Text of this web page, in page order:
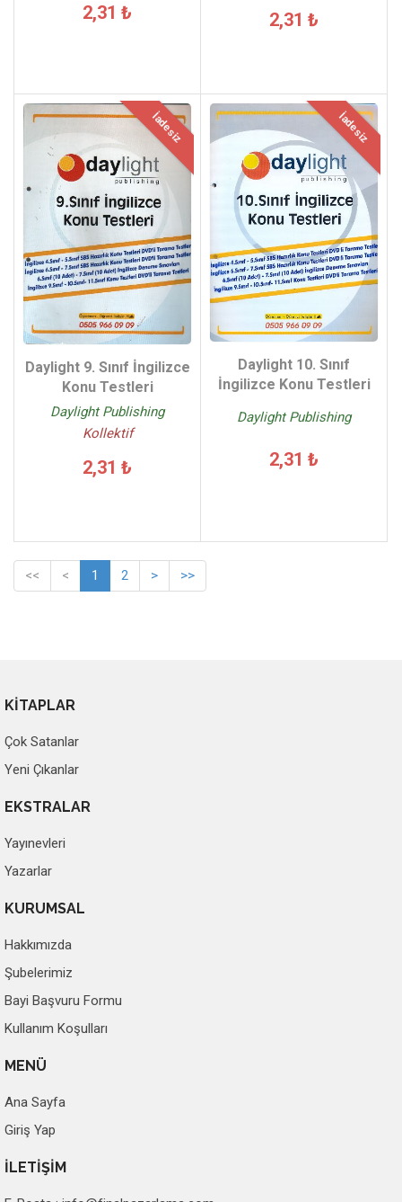
2,31 ₺ 2,31 ₺
İadesiz
Daylight 9. Sınıf İngilizce
Konu Testleri
Daylight Publishing
Kollektif
2,31 ₺
İadesiz
Daylight 10. Sınıf
İngilizce Konu Testleri
Daylight Publishing
2,31 ₺
<< < 1 2 > >>
KİTAPLAR
Çok Satanlar
Yeni Çıkanlar
EKSTRALAR
Yayınevleri
Yazarlar
KURUMSAL
Hakkımızda
Şubelerimiz
Bayi Başvuru Formu
Kullanım Koşulları
MENÜ
Ana Sayfa
Giriş Yap
İLETİŞİM